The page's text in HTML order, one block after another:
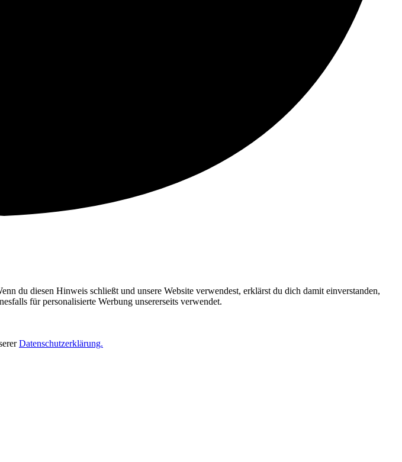
du diesen Hinweis schließt und unsere Website verwendest, erklärst du dich damit einverstanden,
für personalisierte Werbung unsererseits verwendet.
Datenschutzerklärung.